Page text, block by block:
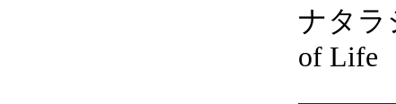
ナタラ
of Life